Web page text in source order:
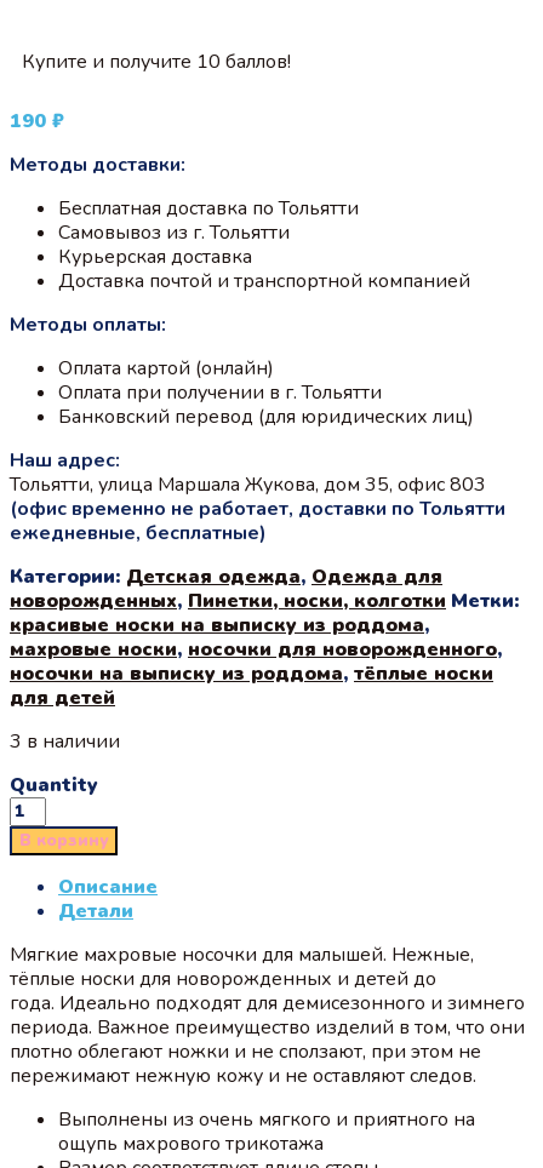
Купите и получите 10 баллов!
190 ₽
Методы доставки:
Бесплатная доставка по Тольятти
Самовывоз из г. Тольятти
Курьерская доставка
Доставка почтой и транспортной компанией
Методы оплаты:
Оплата картой (онлайн)
Оплата при получении в г. Тольятти
Банковский перевод (для юридических лиц)
Наш адрес:
Тольятти, улица Маршала Жукова, дом 35, офис 803
(офис временно не работает, доставки по Тольятти
ежедневные, бесплатные)
Категории: Детская одежда, Одежда для
новорожденных, Пинетки, носки, колготки Метки:
красивые носки на выписку из роддома,
махровые носки, носочки для новорожденного,
носочки на выписку из роддома, тёплые носки
для детей
3 в наличии
Quantity
В корзину
Описание
Детали
Мягкие махровые носочки для малышей. Нежные,
тёплые носки для новорожденных и детей до
года. Идеально подходят для демисезонного и зимнего
периода. Важное преимущество изделий в том, что они
плотно облегают ножки и не сползают, при этом не
пережимают нежную кожу и не оставляют следов.
Выполнены из очень мягкого и приятного на
ощупь махрового трикотажа